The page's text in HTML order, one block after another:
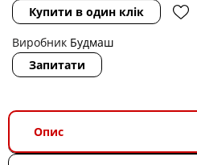
Купити в один клік
Виробник Будмаш
Запитати
Опис